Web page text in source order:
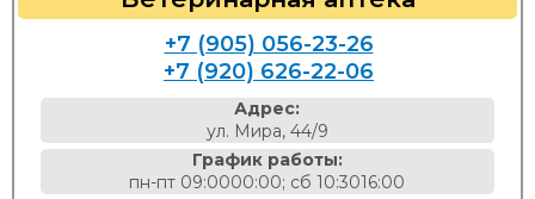
+7 (905) 056-23-26
+7 (920) 626-22-06
Адрес:
ул. Мира, 44/9
График работы:
пн-пт 09:0000:00; сб 10:3016:00